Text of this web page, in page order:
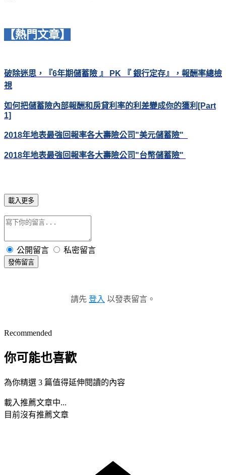
【熱門文章】
破除迷思，『6年期儲蓄險 』 PK 『 銀行定存』，報酬率總檢
視
如何把儲蓄險內部報酬和房貸利率的利差變成你的獲利[Part
1]
2018年地表最強回報率各大壽險公司"美元儲蓄險"
2018年地表最強回報率各大壽險公司"台幣儲蓄險"
載入更多
公開留言 私密留言
發佈留言
請先 登入 以發表留言。
Recommended
你可能也喜歡
為你精選 3 篇值得延伸閱讀的內容
載入推薦文章中...
目前沒有推薦文章